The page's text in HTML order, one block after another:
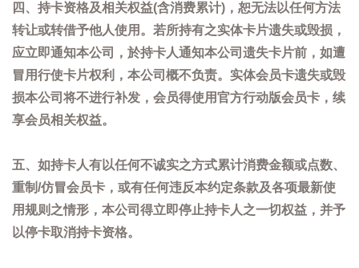
四、持卡资格及相关权益(含消费累计)，恕无法以任何方法
转让或转借予他人使用。若所持有之实体卡片遗失或毁损，
应立即通知本公司，於持卡人通知本公司遗失卡片前，如遭
冒用行使卡片权利，本公司概不负责。实体会员卡遗失或毁
损本公司将不进行补发，会员得使用官方行动版会员卡，续
享会员相关权益。
五、如持卡人有以任何不诚实之方式累计消费金额或点数、
重制/仿冒会员卡，或有任何违反本约定条款及各项最新使
用规则之情形，本公司得立即停止持卡人之一切权益，并予
以停卡取消持卡资格。